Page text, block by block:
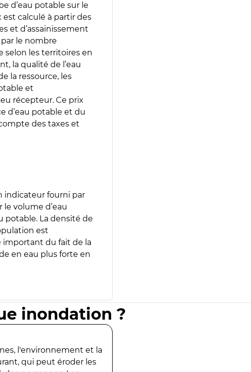
d’eau potable sur le
est calculé à partir des
et d’assainissement
le nombre
selon les territoires en
la qualité de l’eau
la ressource, les
et
récepteur. Ce prix
d’eau potable et du
des taxes et
indicateur fourni par
le volume d’eau
potable. La densité de
est
important du fait de la
en eau plus forte en
inondation ?
l'environnement et la
qui peut éroder les